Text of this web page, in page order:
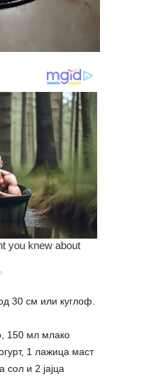
30 см или куглоф.
150 мл млако
1 лажица маст
и 2 јајца